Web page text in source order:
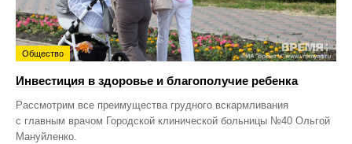
Общество
Инвестиция в здоровье и благополучие ребенка
Рассмотрим все преимущества грудного вскармливания
с главным врачом Городской клинической больницы №40 Ольгой
Мануйленко.